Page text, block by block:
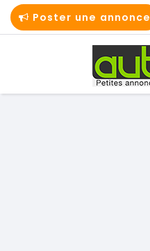
Poster une annonce